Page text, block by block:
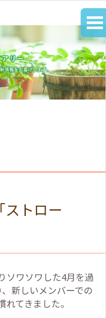
トロー
ソワソワした4月を過
新しいメンバーでの
てきました。